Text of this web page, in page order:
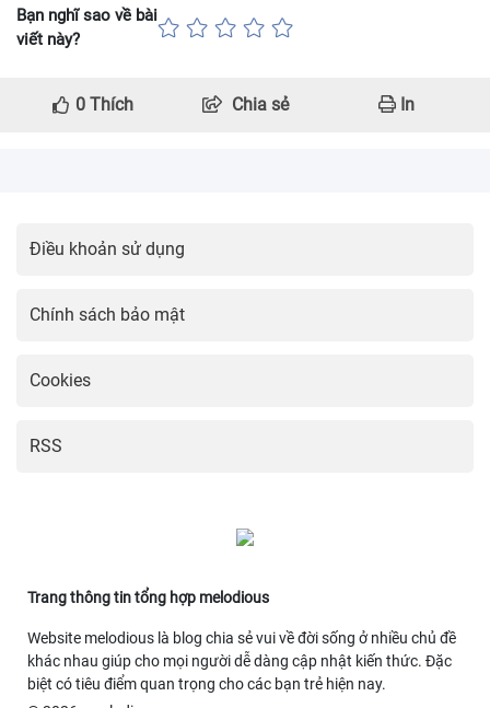
Bạn nghĩ sao về bài
viết này?
0 Thích Chia sẻ In
Điều khoản sử dụng
Chính sách bảo mật
Cookies
RSS
Trang thông tin tổng hợp melodious
Website melodious là blog chia sẻ vui về đời sống ở nhiều chủ đề
khác nhau giúp cho mọi người dễ dàng cập nhật kiến thức. Đặc
biệt có tiêu điểm quan trọng cho các bạn trẻ hiện nay.